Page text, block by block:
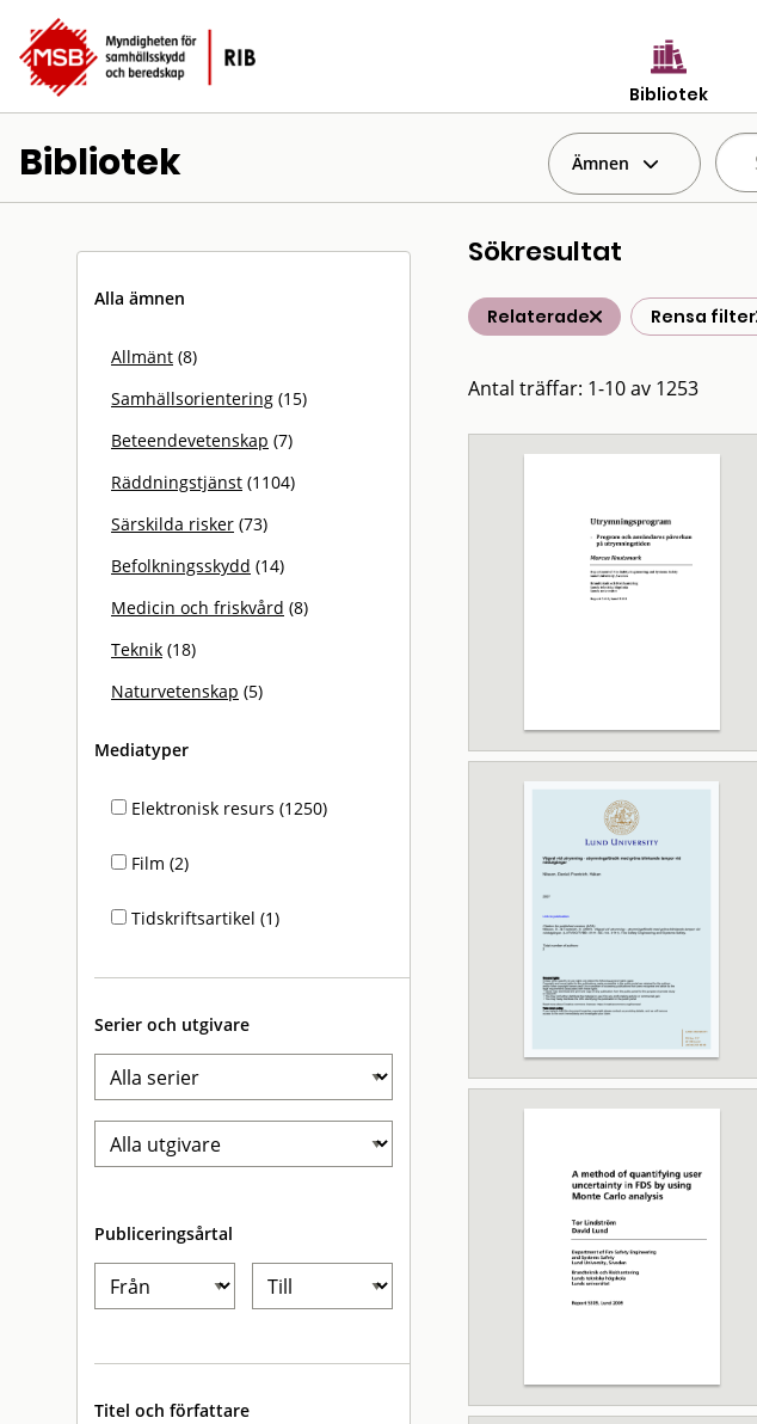
Bibliotek
Bibliotek Ämnen
Alla ämnen
Allmänt (8)
Samhällsorientering (15)
Beteendevetenskap (7)
Räddningstjänst (1104)
Särskilda risker (73)
Befolkningsskydd (14)
Medicin och friskvård (8)
Teknik (18)
Naturvetenskap (5)
Mediatyper
Elektronisk resurs (1250)
Film (2)
Tidskriftsartikel (1)
Serier och utgivare
Publiceringsårtal
Titel och författare
Sökresultat
Relaterade Rensa filter
Antal träffar: 1-10 av 1253